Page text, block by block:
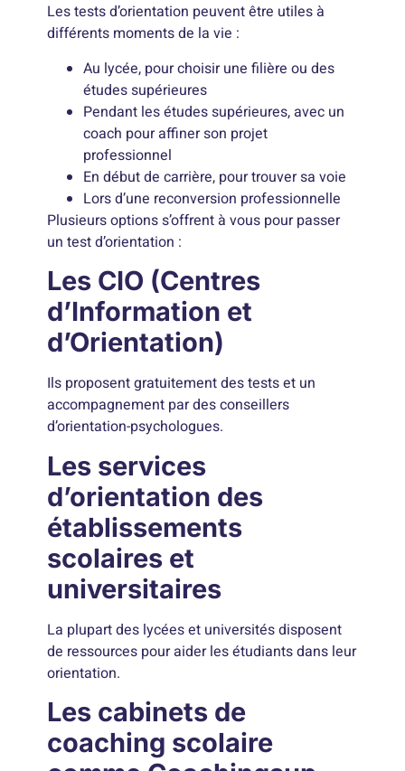
Les tests d’orientation peuvent être utiles à
différents moments de la vie :
Au lycée, pour choisir une filière ou des
études supérieures
Pendant les études supérieures, avec un
coach pour affiner son projet
professionnel
En début de carrière, pour trouver sa voie
Lors d’une reconversion professionnelle
Plusieurs options s’offrent à vous pour passer
un test d’orientation :
Les CIO (Centres
d’Information et
d’Orientation)
Ils proposent gratuitement des tests et un
accompagnement par des conseillers
d’orientation-psychologues.
Les services
d’orientation des
établissements
scolaires et
universitaires
La plupart des lycées et universités disposent
de ressources pour aider les étudiants dans leur
orientation.
Les cabinets de
coaching scolaire